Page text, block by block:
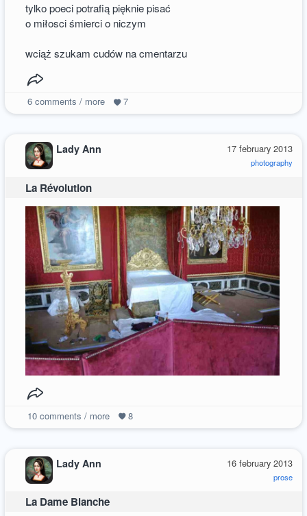
tylko poeci potrafią pięknie pisać
o miłosci śmierci o niczym
wciąż szukam cudów na cmentarzu
6comments / more 7
17 february 2013
photography
Lady Ann
La Révolution
10comments / more 8
16 february 2013
prose
Lady Ann
La Dame Blanche